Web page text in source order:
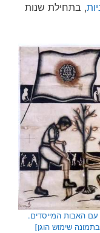
, בתחילת שנות
האבות המייסדים.
שימוש הוגן]